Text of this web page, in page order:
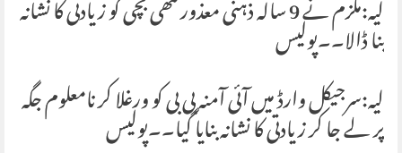
لیہ:ملزم نے 9 سالہ ذہنی معذور ننھی بچی کو زیادتی کا نشانہبنا ڈالا۔۔پولیس
لیہ:سرجیکل وارڈ میں آئی آمنہ بی بی کو ورغلا کر نامعلوم جگہ
پر لے جا کر زیادتی کا نشانہ بنایا گیا۔۔پولیس